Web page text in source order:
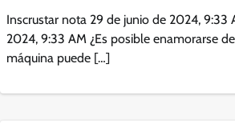
Inscrustar nota 29 de junio de 2024, 9:33
2024, 9:33 AM ¿Es posible enamorarse
máquina puede […]